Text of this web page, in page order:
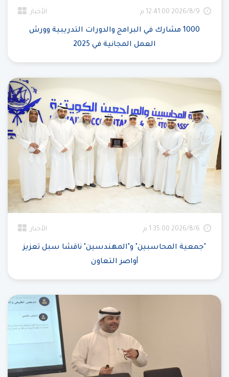
9‏‏/8‏‏/2026 12:41:00 م الأخبار
1000 مشارك في البرامج والدورات التدريبية وورش
العمل المجانية في 2025
6‏‏/8‏‏/2026 1:35:00 م الأخبار
"جمعية المحاسبين" و"المهندسين" ناقشا سبل تعزيز
أواصر التعاون